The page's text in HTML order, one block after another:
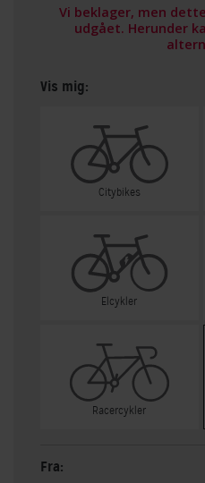
Vi beklager, men
udgået. Herunder
Vis mig:
Citybikes
Elcykler
Racercykler
Fra: